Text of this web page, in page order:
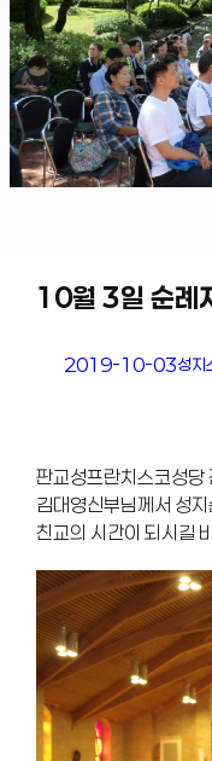
10월 3일 순례
2019-10-03성지
판교성프란치스코성당
김대영신부님께서 성
친교의 시간이 되시길